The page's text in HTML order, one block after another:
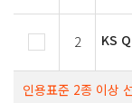
2 KS
인용표준 2종 이상